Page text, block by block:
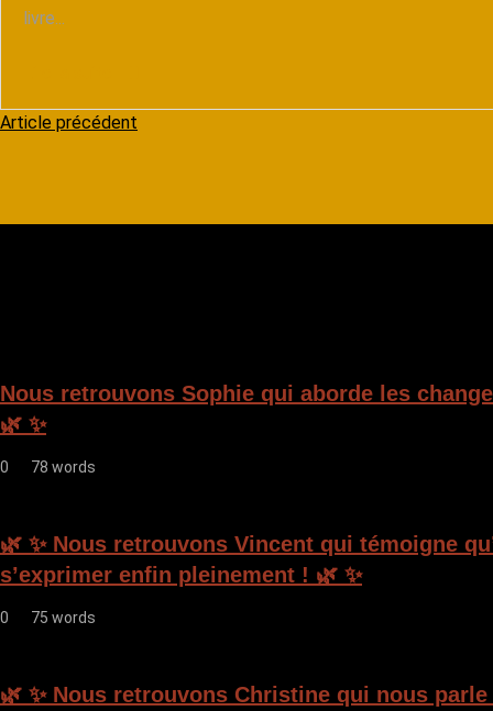
livre...
N
i
o
n
l
Article précédent
Nous retrouvons Sophie qui aborde les
🌿 ✨
0 78 words
🌿 ✨ Nous retrouvons Vincent qui témoigne
s’exprimer enfin pleinement ! 🌿 ✨
0 75 words
🌿 ✨ Nous retrouvons Christine qui nous